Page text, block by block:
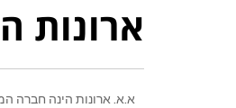
ארונות
א.א. ארונות הינה חברה